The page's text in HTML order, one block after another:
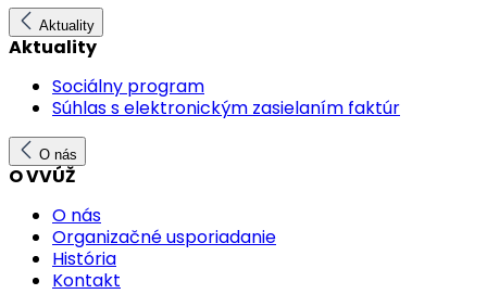
Aktuality
Aktuality
Sociálny program
Súhlas s elektronickým zasielaním faktúr
O nás
O VVÚŽ
O nás
Organizačné usporiadanie
História
Kontakt